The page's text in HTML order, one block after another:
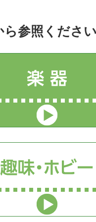
参照くださ